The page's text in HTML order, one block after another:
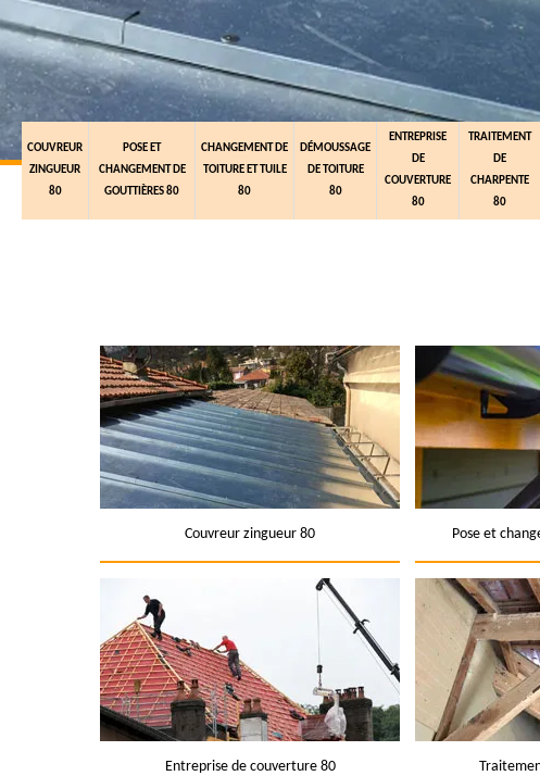
COUVREUR
ZINGUEUR
80
POSE ET
CHANGEMENT DE
GOUTTIÈRES 80
CHANGEMENT DE
TOITURE ET TUILE
80
DÉMOUSSAGE
DE TOITURE
80
ENTREPRISE
DE
COUVERTURE
80
TRAITEMENT
DE
CHARPENTE
80
Couvreur zingueur 80 Pose et
Entreprise de couverture 80